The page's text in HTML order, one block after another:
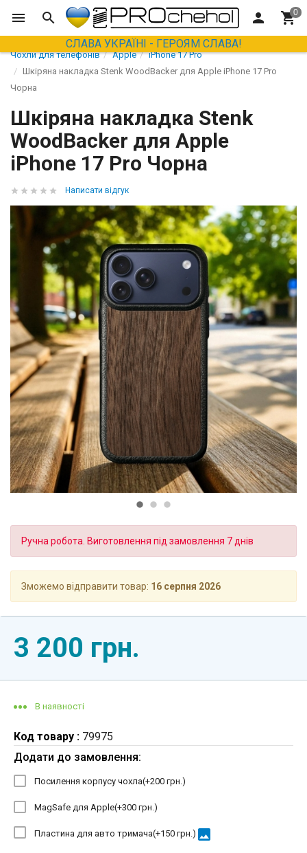
СЛАВА УКРАЇНІ - ГЕРОЯМ СЛАВА!
Чохли для телефонів Apple
iPhone 17 Pro
Шкіряна накладка Stenk WoodBacker для Apple iPhone 17 Pro
Чорна
Шкіряна накладка Stenk
WoodBacker для Apple
iPhone 17 Pro Чорна
Написати відгук
Ручна робота. Виготовлення під замовлення 7 днів
Зможемо відправити товар: 16 серпня 2026
3 200 грн.
В наявності
Код товару : 79975
Додати до замовлення:
Посилення корпусу чохла(+200 грн.)
MagSafe для Apple(+300 грн.)
Пластина для авто тримача(+150 грн.) image